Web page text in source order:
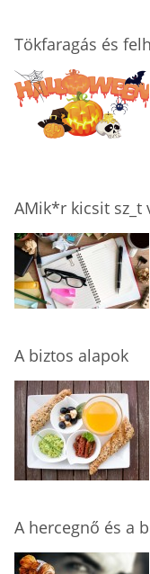
Tökfaragás és
AMik*r kicsit
A biztos alapok
A hercegnő és a